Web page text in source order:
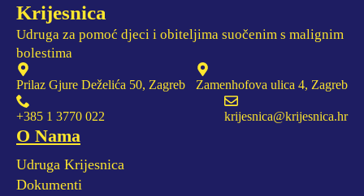
Krijesnica
Udruga za pomoć djeci i obiteljima suočenim s malignim
bolestima
Prilaz Gjure Deželića 50, Zagreb Zamenhofova ulica 4, Zagreb
+385 1 3770 022 krijesnica@krijesnica.hr
O Nama
Udruga Krijesnica
Dokumenti